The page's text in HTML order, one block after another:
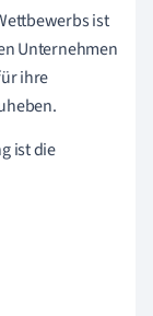
ist
Unternehmen
ihre
ist die